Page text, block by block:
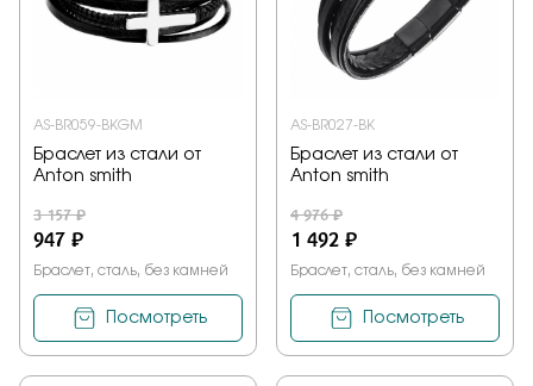
AS-BR059-BKGM
Браслет из стали от
Anton smith
3 157 ₽
947 ₽
Браслет, сталь, без камней
Посмотреть
AS-BR027-BK
Браслет из стали от
Anton smith
4 976 ₽
1 492 ₽
Браслет, сталь, без камней
Посмотреть